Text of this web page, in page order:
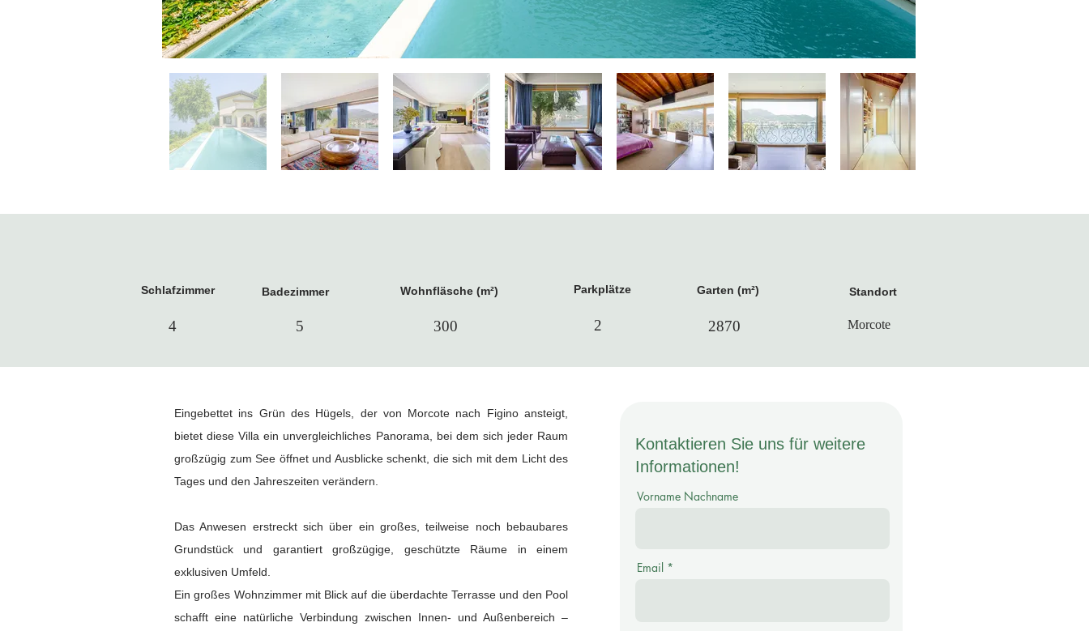
Schlafzimmer
4
Badezimmer
5
Wohnfläsche (m²)
300
Parkplätze
2
Garten (m²) Standort
2870 Morcote
Eingebettet ins Grün des Hügels, der von Morcote nach Figino ansteigt,
bietet diese Villa ein unvergleichliches Panorama, bei dem sich jeder Raum
großzügig zum See öffnet und Ausblicke schenkt, die sich mit dem Licht des
Tages und den Jahreszeiten verändern.
Das Anwesen erstreckt sich über ein großes, teilweise noch bebaubares
Grundstück und garantiert großzügige, geschützte Räume in einem
exklusiven Umfeld.
Ein großes Wohnzimmer mit Blick auf die überdachte Terrasse und den Pool
schafft eine natürliche Verbindung zwischen Innen- und Außenbereich –
Kontaktieren Sie uns für weitere
Informationen!
Vorname Nachname
Email